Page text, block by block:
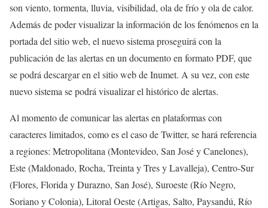
son viento, tormenta, lluvia, visibilidad, ola de frío y ola de calor.
Además de poder visualizar la información de los fenómenos en la
portada del sitio web, el nuevo sistema proseguirá con la
publicación de las alertas en un documento en formato PDF, que
se podrá descargar en el sitio web de Inumet. A su vez, con este
nuevo sistema se podrá visualizar el histórico de alertas.
Al momento de comunicar las alertas en plataformas con
caracteres limitados, como es el caso de Twitter, se hará referencia
a regiones: Metropolitana (Montevideo, San José y Canelones),
Este (Maldonado, Rocha, Treinta y Tres y Lavalleja), Centro-Sur
(Flores, Florida y Durazno, San José), Suroeste (Río Negro,
Soriano y Colonia), Litoral Oeste (Artigas, Salto, Paysandú, Río